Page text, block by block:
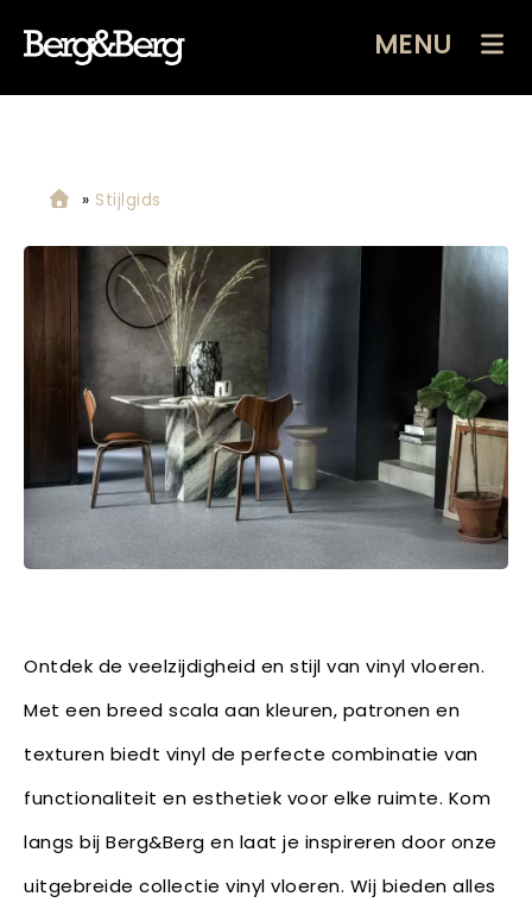
MENU
» Stijlgids
Ontdek de veelzijdigheid en stijl van vinyl vloeren.
Met een breed scala aan kleuren, patronen en
texturen biedt vinyl de perfecte combinatie van
functionaliteit en esthetiek voor elke ruimte. Kom
langs bij Berg&Berg en laat je inspireren door onze
uitgebreide collectie vinyl vloeren. Wij bieden alles